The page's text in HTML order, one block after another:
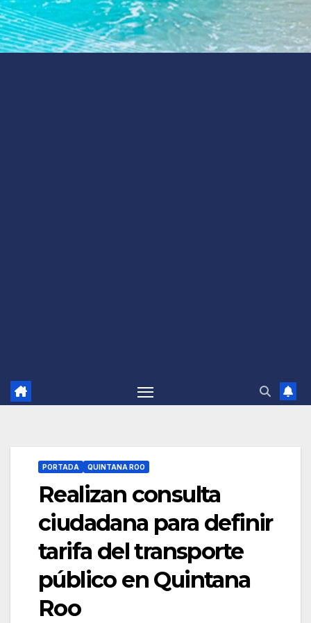
PORTADA QUINTANA ROO
Realizan consulta
ciudadana para definir
tarifa del transporte
público en Quintana
Roo